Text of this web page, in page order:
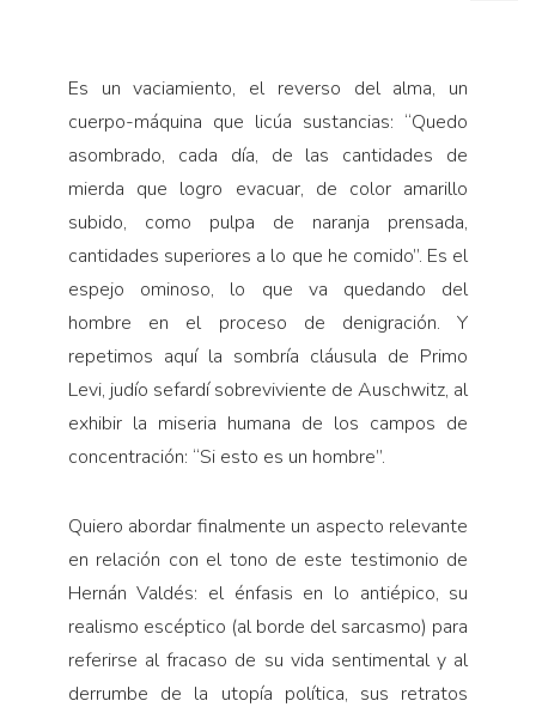
Es un vaciamiento, el reverso del alma, un
cuerpo-máquina que licúa sustancias: “Quedo
asombrado, cada día, de las cantidades de
mierda que logro evacuar, de color amarillo
subido, como pulpa de naranja prensada,
cantidades superiores a lo que he comido”. Es el
espejo ominoso, lo que va quedando del
hombre en el proceso de denigración. Y
repetimos aquí la sombría cláusula de Primo
Levi, judío sefardí sobreviviente de Auschwitz, al
exhibir la miseria humana de los campos de
concentración: “Si esto es un hombre”.
Quiero abordar finalmente un aspecto relevante
en relación con el tono de este testimonio de
Hernán Valdés: el énfasis en lo antiépico, su
realismo escéptico (al borde del sarcasmo) para
referirse al fracaso de su vida sentimental y al
derrumbe de la utopía política, sus retratos